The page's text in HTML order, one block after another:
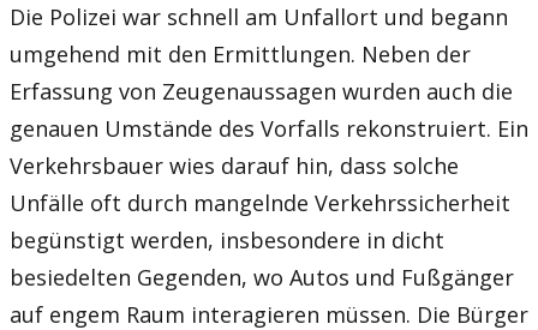
Die Polizei war schnell am Unfallort und begann
umgehend mit den Ermittlungen. Neben der
Erfassung von Zeugenaussagen wurden auch die
genauen Umstände des Vorfalls rekonstruiert. Ein
Verkehrsbauer wies darauf hin, dass solche
Unfälle oft durch mangelnde Verkehrssicherheit
begünstigt werden, insbesondere in dicht
besiedelten Gegenden, wo Autos und Fußgänger
auf engem Raum interagieren müssen. Die Bürger